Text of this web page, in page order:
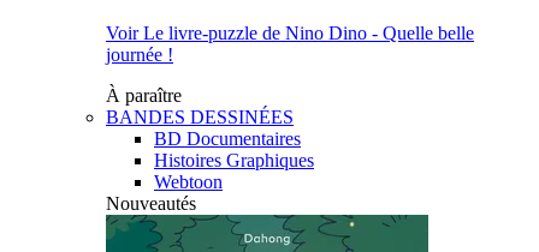
Voir Le livre-puzzle de Nino Dino - Quelle belle
journée !
À paraître
BANDES DESSINÉES
BD Documentaires
Histoires Graphiques
Webtoon
Nouveautés